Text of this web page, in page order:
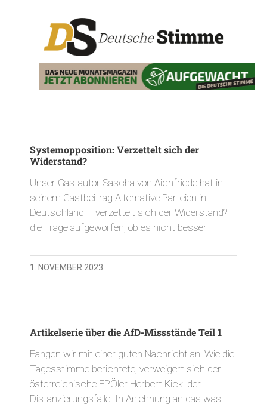
Systemopposition: Verzettelt sich der
Widerstand?
Unser Gastautor Sascha von Aichfriede hat in
seinem Gastbeitrag Alternative Parteien in
Deutschland – verzettelt sich der Widerstand?
die Frage aufgeworfen, ob es nicht besser
1. NOVEMBER 2023
Artikelserie über die AfD-Missstände Teil 1
Fangen wir mit einer guten Nachricht an: Wie die
Tagesstimme berichtete, verweigert sich der
österreichische FPÖler Herbert Kickl der
Distanzierungsfalle. In Anlehnung an das was